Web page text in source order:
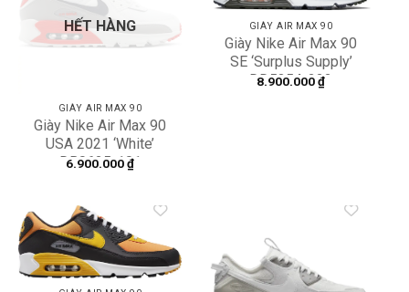
HẾT HÀNG
GIÀY AIR MAX 90
Giày Nike Air Max 90
USA 2021 ‘White’
DB0625-101
6.900.000₫
GIÀY AIR MAX 90
Giày Nike Air Max 90
SE ‘Surplus Supply’
DD5354-222
8.900.000₫
Add to
wishlist